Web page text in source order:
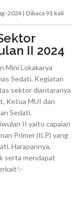
2024 | Dibaca 91 kali
II 2024
Mini Lokakarya
Sedati. Kegiatan
sektor diantaranya
Ketua MUI dan
Sedati.
II yaitu capaian
Primer (ILP) yang
Harapannya,
serta mendapat